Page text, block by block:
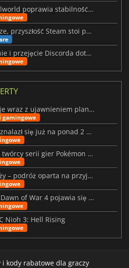
Nowa aktualizacja w Palworld poprawia stabilność Sunreach i walk z bossami
Projekt Helix znów w grze, przyszłość Steam stoi pod znakiem zapytania
Złośliwe oprogramowanie i przejęcie Discorda dotknęły Meccha Chameleon
MARVEL Tōkon debiutuje wraz z ujawnieniem planu rozwoju na pierwszy rok
gamingowe
Resident Evil: Veronica znalazł się już na ponad 2 milionach list życzeń
Beast of Reincarnation: twórcy serii gier Pokémon wkraczają na nową ścieżkę
Big Walk już w sprzedaży – podróż oparta na przyjaźni
W Warhammer 40,000: Dawn of War 4 pojawia się frakcja Nekronów
Nioh 3: Hell Rising
kody rabatowe dla graczy